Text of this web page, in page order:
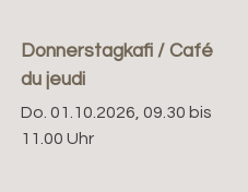
Donnerstagkafi / Café
du jeudi
Do. 01.10.2026, 09.30 bis
11.00 Uhr